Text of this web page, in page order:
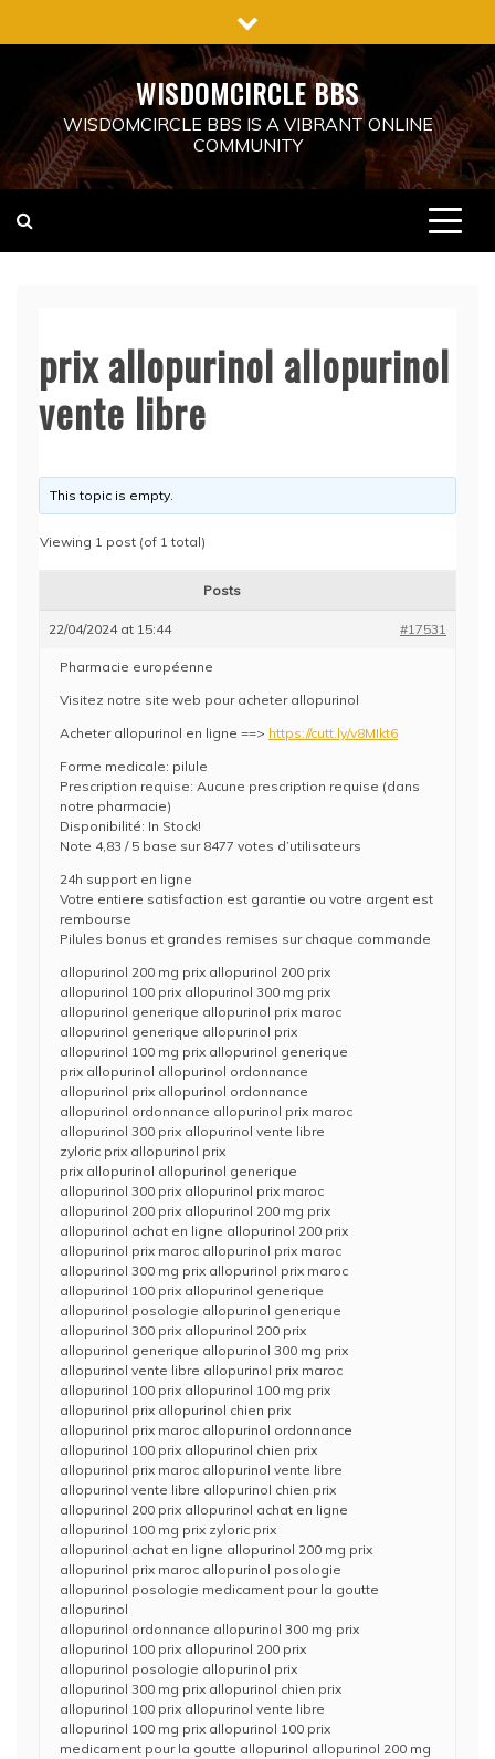
to
WISDOMCIRCLE BBS
WISDOMCIRCLE BBS IS A VIBRANT ONLINE
COMMUNITY
prix allopurinol allopurinol
vente libre
This topic is empty.
Viewing 1 post (of 1 total)
Posts
22/04/2024 at 15:44 #17531
Pharmacie européenne
Visitez notre site web pour acheter allopurinol
Acheter allopurinol en ligne ==> https://cutt.ly/v8MIkt6
Forme medicale: pilule
Prescription requise: Aucune prescription requise (dans
notre pharmacie)
Disponibilité: In Stock!
Note 4,83 / 5 base sur 8477 votes d’utilisateurs
24h support en ligne
Votre entiere satisfaction est garantie ou votre argent est
rembourse
Pilules bonus et grandes remises sur chaque commande
allopurinol 200 mg prix allopurinol 200 prix
allopurinol 100 prix allopurinol 300 mg prix
allopurinol generique allopurinol prix maroc
allopurinol generique allopurinol prix
allopurinol 100 mg prix allopurinol generique
prix allopurinol allopurinol ordonnance
allopurinol prix allopurinol ordonnance
allopurinol ordonnance allopurinol prix maroc
allopurinol 300 prix allopurinol vente libre
zyloric prix allopurinol prix
prix allopurinol allopurinol generique
allopurinol 300 prix allopurinol prix maroc
allopurinol 200 prix allopurinol 200 mg prix
allopurinol achat en ligne allopurinol 200 prix
allopurinol prix maroc allopurinol prix maroc
allopurinol 300 mg prix allopurinol prix maroc
allopurinol 100 prix allopurinol generique
allopurinol posologie allopurinol generique
allopurinol 300 prix allopurinol 200 prix
allopurinol generique allopurinol 300 mg prix
allopurinol vente libre allopurinol prix maroc
allopurinol 100 prix allopurinol 100 mg prix
allopurinol prix allopurinol chien prix
allopurinol prix maroc allopurinol ordonnance
allopurinol 100 prix allopurinol chien prix
allopurinol prix maroc allopurinol vente libre
allopurinol vente libre allopurinol chien prix
allopurinol 200 prix allopurinol achat en ligne
allopurinol 100 mg prix zyloric prix
allopurinol achat en ligne allopurinol 200 mg prix
allopurinol prix maroc allopurinol posologie
allopurinol posologie medicament pour la goutte
allopurinol
allopurinol ordonnance allopurinol 300 mg prix
allopurinol 100 prix allopurinol 200 prix
allopurinol posologie allopurinol prix
allopurinol 300 mg prix allopurinol chien prix
allopurinol 100 prix allopurinol vente libre
allopurinol 100 mg prix allopurinol 100 prix
medicament pour la goutte allopurinol allopurinol 200 mg